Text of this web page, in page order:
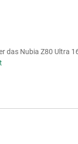
das Nubia Z80 Ultra